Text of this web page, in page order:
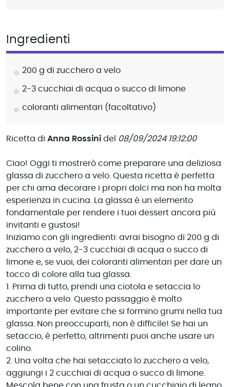
Ricetta di Anna Rossini del 08/09/2024 19:12:00
Ciao! Oggi ti mostrerò come preparare una deliziosa
glassa di zucchero a velo. Questa ricetta è perfetta
per chi ama decorare i propri dolci ma non ha molta
esperienza in cucina. La glassa è un elemento
fondamentale per rendere i tuoi dessert ancora più
invitanti e gustosi!
Iniziamo con gli ingredienti: avrai bisogno di 200 g di
zucchero a velo, 2-3 cucchiai di acqua o succo di
limone e, se vuoi, dei coloranti alimentari per dare un
tocco di colore alla tua glassa.
1. Prima di tutto, prendi una ciotola e setaccia lo
zucchero a velo. Questo passaggio è molto
importante per evitare che si formino grumi nella tua
glassa. Non preoccuparti, non è difficile! Se hai un
setaccio, è perfetto, altrimenti puoi anche usare un
colino.
2. Una volta che hai setacciato lo zucchero a velo,
aggiungi i 2 cucchiai di acqua o succo di limone.
Mescola bene con una frusta o un cucchiaio di legno.
Ingredienti
200 g di zucchero a velo
2-3 cucchiai di acqua o succo di limone
coloranti alimentari (facoltativo)